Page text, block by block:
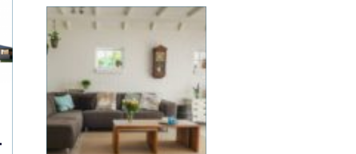
väljer att förnya köket på
det här sättet för att
hålla kostnaderna nere,
minska avfallet och
samtidigt få en slät oc...